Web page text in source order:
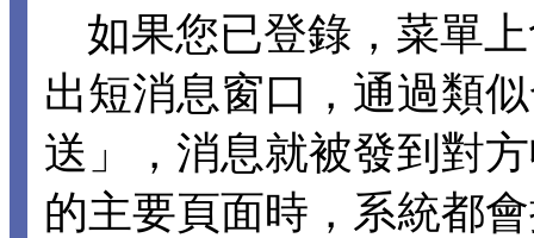
如果您已登錄，菜單
出短消息窗口，通過類
送」，消息就被發到對
的主要頁面時，系統都